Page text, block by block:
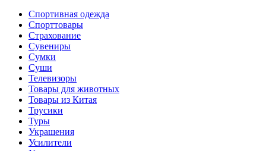
Спортивная одежда
Спорттовары
Страхование
Сувениры
Сумки
Суши
Телевизоры
Товары для животных
Товары из Китая
Трусики
Туры
Украшения
Усилители